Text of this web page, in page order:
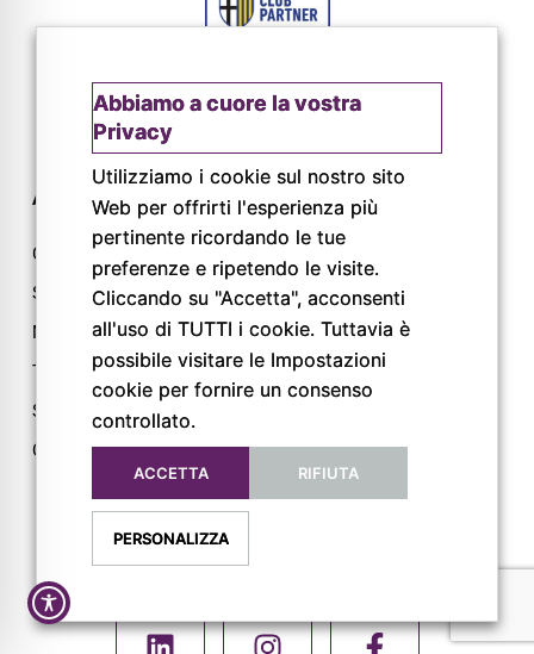
AZIENDA
Chi siamo
Servizi
Magazine
Trail
Shop
Cataloghi
CONTATTI
43044 Lemignano PR
Tel: 0521 805945
Mail:
info@pigrecoservizi.it
Lavora con noi
Abbiamo a cuore la vostra
Privacy
Utilizziamo i cookie sul nostro sito
Web per offrirti l'esperienza più
pertinente ricordando le tue
preferenze e ripetendo le visite.
Cliccando su "Accetta", acconsenti
all'uso di TUTTI i cookie. Tuttavia è
possibile visitare le Impostazioni
cookie per fornire un consenso
controllato.
ACCETTA RIFIUTA
PERSONALIZZA